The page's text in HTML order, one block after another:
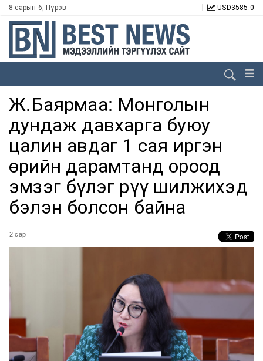
8 сарын 6, Пүрэв USD3585.0
Ж.Баярмаа: Монголын
дундаж давхарга буюу
цалин авдаг 1 сая иргэн
өрийн дарамтанд ороод
эмзэг бүлэг рүү шилжихэд
бэлэн болсон байна
2 сар